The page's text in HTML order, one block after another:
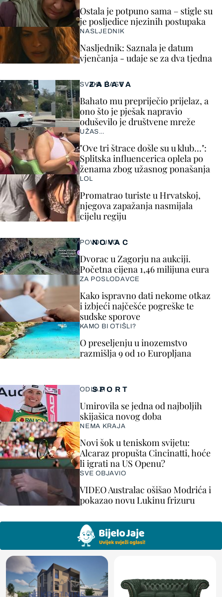
ZABAVA
SVAKA ČAST
Bahato mu prepriječio prijelaz, a
ono što je pješak napravio
oduševilo je društvene mreže
UŽAS…
"Ove tri štrace došle su u klub…":
Splitska influencerica oplela po
ženama zbog užasnog ponašanja
LOL
Promatrao turiste u Hrvatskoj,
njegova zapažanja nasmijala
cijelu regiju
SPORT
ODLAZI
Umirovila se jedna od najboljih
skijašica novog doba
NEMA KRAJA
Novi šok u teniskom svijetu:
Alcaraz propušta Cincinatti, hoće
li igrati na US Openu?
SVE OBJAVIO
VIDEO Australac ošišao Modrića i
pokazao novu Lukinu frizuru
Ostala je potpuno sama – stigle su
je posljedice njezinih postupaka
NASLJEDNIK
Nasljednik: Saznala je datum
vjenčanja - udaje se za dva tjedna
NOVAC
POVOLJNO
Dvorac u Zagorju na aukciji.
Početna cijena 1,46 milijuna eura
ZA POSLODAVCE
Kako ispravno dati nekome otkaz
i izbjeći najčešće pogreške te
sudske sporove
KAMO BI OTIŠLI?
O preseljenju u inozemstvo
razmišlja 9 od 10 Europljana